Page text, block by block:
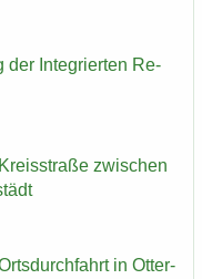
der In­te­grier­ten Re­
zwi­schen
in Ot­ter­